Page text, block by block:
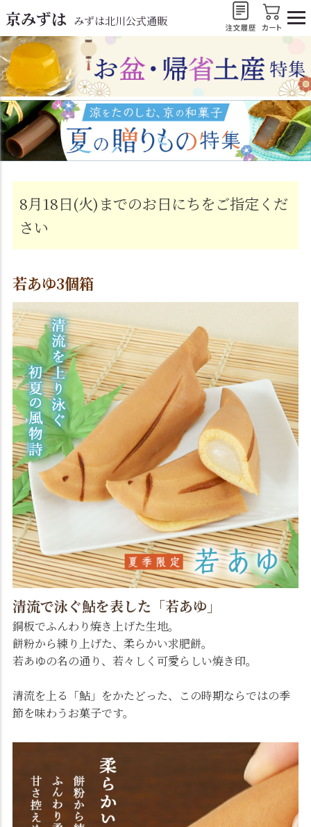
京みずは みずは北川公式通販
8月18日(火)までのお日にちをご指定くだ
さい
若あゆ3個箱
清流で泳ぐ鮎を表した「若あゆ」
銅板でふんわり焼き上げた生地。
餅粉から練り上げた、柔らかい求肥餅。
若あゆの名の通り、若々しく可愛らしい焼き印。
清流を上る「鮎」をかたどった、この時期ならではの季
節を味わうお菓子です。